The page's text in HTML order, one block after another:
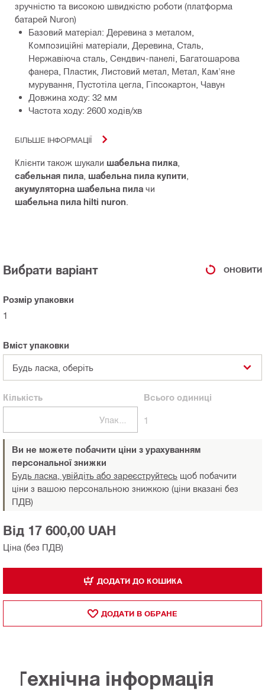
зручністю та високою швидкістю роботи (платформа
батарей Nuron)
Базовий матеріал: Деревина з металом,
Композиційні матеріали, Деревина, Сталь,
Нержавіюча сталь, Сендвич-панелі, Багатошарова
фанера, Пластик, Листовий метал, Метал, Кам'яне
мурування, Пустотіла цегла, Гіпсокартон, Чавун
Довжина ходу: 32 мм
Частота ходу: 2600 ходів/хв
БІЛЬШЕ ІНФОРМАЦІЇ
Клієнти також шукали шабельна пилка
сабельная пила шабельна пила купити
акумуляторна шабельна пила чи
шабельна пила hilti nuron
Вибрати варіант ОНОВИТИ
Розмір упаковки
1
Вміст упаковки
Будь ласка, оберіть
Кількість
Упаковки
Всьогоодиниці
1
Ви не можете побачити ціни з урахуванням
персональної знижки
Будь ласка, увійдіть або зареєструйтесь щоб побачити
ціни з вашою персональною знижкою (ціни вказані без
ПДВ)
Ціна (без ПДВ)
Від 17 600,00 UAH
ДОДАТИ ДО КОШИКА
ДОДАТИ В ОБРАНЕ
Технічна інформація